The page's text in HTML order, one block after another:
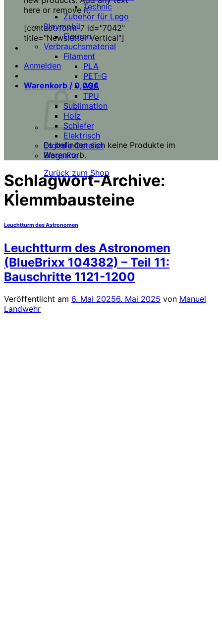
here or remove it.
[contact-form-7 id="7042"
title="Newsletter Vertical"]
Anmelden
Warenkorb / 0,00€
Es befinden sich keine Produkte im
Warenkorb.
Zurück zum Shop
Technic
Zubehör für Lego
Playmobil
Figuren
Verbrauchsmaterial
Filament
PLA
PET-G
ASA
TPU
Sublimation
Holz
Schiefer
Elektrisch
Digitale Dateien
Blogseite
Schlagwort-Archive:
Klemmbausteine
Leuchtturm des Astronomen
Leuchtturm des Astronomen
(BlueBrixx 104382) – Teil 11:
Bauschritte 1121-1200
Veröffentlicht am 6. Mai 20256. Mai 2025 von Manuel
Landwehr